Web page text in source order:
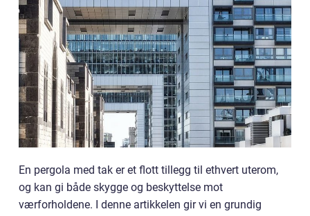
En pergola med tak er et flott tillegg til ethvert uterom,
og kan gi både skygge og beskyttelse mot
værforholdene. I denne artikkelen gir vi en grundig